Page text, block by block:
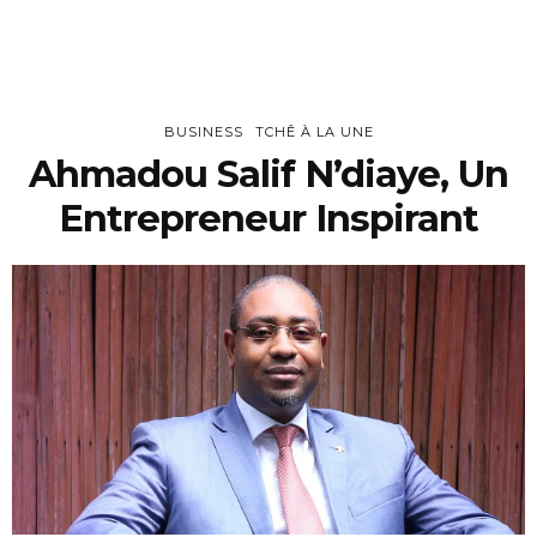
BUSINESS TCHÊ À LA UNE
Ahmadou Salif N’diaye, Un
Entrepreneur Inspirant